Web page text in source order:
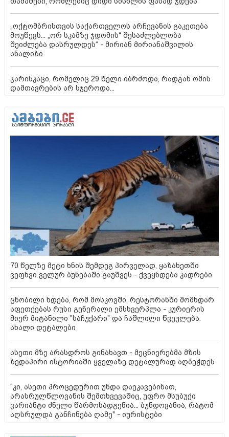
„ოქტომბრისთვის საქართველოს არჩევანის გაკეთება
მოუწევს... „ორ სკამზე ჯდომის“ შესაძლებლობა
შეიძლება დასრულდეს“ - მირიან მირიანაშვილის
ანალიზი
ჯარისკაცი, რომელიც 29 წელი იბრძოდა, რადგან ომის
დამთავრების არ სჯეროდა...
70 წელზე მეტი ხნის შემდეგ პირველად, ყაზახეთში
ვეფხვი ველურ ბუნებაში გაუშვეს - ქვეყნდება კადრები
ცნობილი ხდება, რომ მოსკოვში, რესტორანში მომხდარ
აფეთქებას რუსი გენერალი ემსხვერპლა - კურიერის
მიერ მიტანილი "საჩუქარი" და ჩაშლილი წვეულება:
ახალი დეტალები
ასეთი მზე არასდროს გინახავთ - მეცნიერებმა მზის
ზედაპირი ისტორიაში ყველაზე დეტალურად აღბეჭდეს
"კი, ასეთი პროცედურით უნდა დაეკავებინათ,
არასრულწლოვანის შემთხვევაშიც, უფრო მსუბუქი
ვარიანტი ძნელი წარმოსადგენია... ბუნდოვანია, რატომ
აღსრულდა განჩინება ღამე" - იურისტები